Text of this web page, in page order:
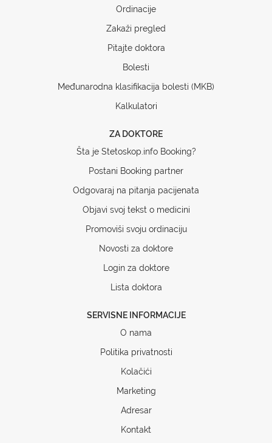
Ordinacije
Zakaži pregled
Pitajte doktora
Bolesti
Međunarodna klasifikacija bolesti (MKB)
Kalkulatori
ZA DOKTORE
Šta je Stetoskop.info Booking?
Postani Booking partner
Odgovaraj na pitanja pacijenata
Objavi svoj tekst o medicini
Promoviši svoju ordinaciju
Novosti za doktore
Login za doktore
Lista doktora
SERVISNE INFORMACIJE
O nama
Politika privatnosti
Kolačići
Marketing
Adresar
Kontakt